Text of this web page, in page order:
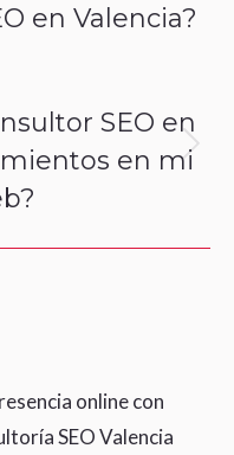
en Valencia?
SEO en
en mi
online con
SEO Valencia